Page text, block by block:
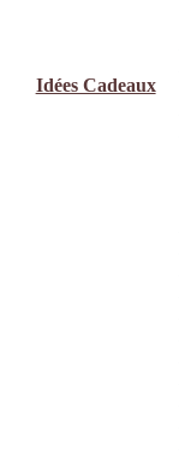
Idées Cadeaux